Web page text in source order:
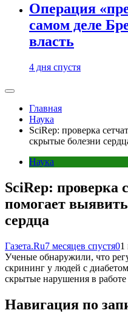
Операция
самом деле
власть
4 дня спустя
Главная
Наука
SciRep: проверка
скрытые болезни
Наука
SciRep: проверка
помогает
сердца
Газета.Ru7 месяцев спустя01
Ученые обнаружили, что
скрининг у людей с
скрытые нарушения в работе
Навигация по